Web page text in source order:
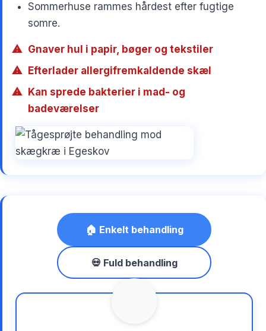
Sommerhuse rammes hårdest efter fugtige
somre.
Gnaver hul i papir, bøger og tekstiler
Efterlader allergifremkaldende skæl
Kan sprede bakterier i mad- og
badeværelser
🏠 Enkelt behandling
💀 Fuld behandling